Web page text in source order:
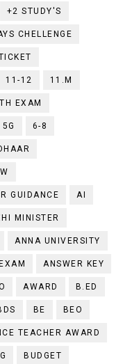
+2 STUDY'S
CHELLENGE
11-12 11.M
EXAM
5G 6-8
GUIDANCE AI
MINISTER
ANNA UNIVERSITY
ANSWER KEY
AWARD B.ED
BE BEO
TEACHER AWARD
BUDGET